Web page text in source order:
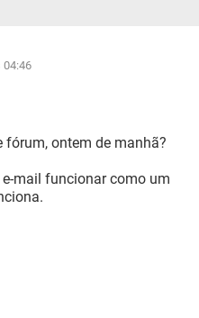
04:46
fórum, ontem de manhã?
mail funcionar como um